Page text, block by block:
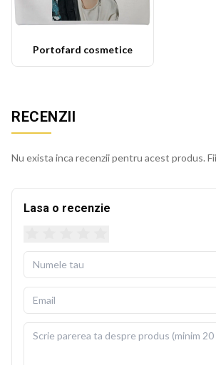
Portofard cosmetice
RECENZII
Nu exista inca recenzii pentru acest produs.
Lasa o recenzie